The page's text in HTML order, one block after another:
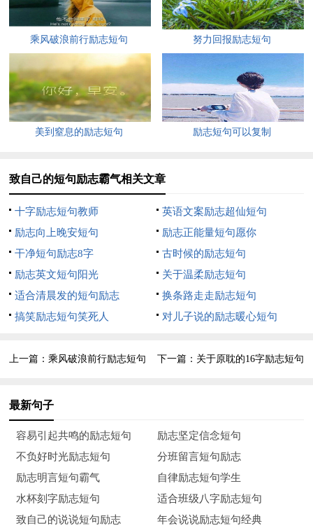
们是由于志向不明，没有明确的目的而碌碌无为。但是还有另外
一种情况，是由于我们自己的退缩，与自己“亲密”的妥协没有坚
8、没有伞的孩子，必须努力奔跑！
9、真正成功的人生，不在于成就的大小，而在于你是否努
力地去实现自我，喊出自己的声音，走出属于自己的道路。
11、勤奋可以弥补聪明的不足，但聪明无法弥补懒惰的缺
陷。
12、人走到喧华的群众中去，是为了淹没他自己沉默的呼
号。
13、虽然过去不能改变，未来可以。
值完全取决于别人的看法，一旦别人不再施舍赞许，你便一无所
16、如果幸福是一条尾巴，那么每当我追逐自己的尾巴时，
它总是一躲再躲，而当我着手做自己的事情时，它总是形影不离
地伴随着我。
乘风破浪前行励志短句 努力回报励志短句
美到窒息的励志短句 励志短句可以复制
致自己的短句励志霸气相关文章
十字励志短句教师
英语文案励志超仙短句
励志向上晚安短句
励志正能量短句愿你
干净短句励志8字
古时候的励志短句
励志英文短句阳光
关于温柔励志短句
适合清晨发的短句励志
换条路走走励志短句
搞笑励志短句笑死人
对儿子说的励志暖心短句
上一篇：乘风破浪前行励志短句 下一篇： 关于原耽的16字励志短句
最新句子
容易引起共鸣的励志短句
励志坚定信念短句
不负好时光励志短句
分班留言短句励志
励志明言短句霸气
自律励志短句学生
水杯刻字励志短句
适合班级八字励志短句
致自己的说说短句励志
年会说说励志短句经典